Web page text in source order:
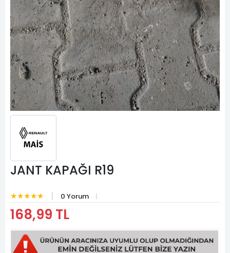
JANT KAPAĞI R19
★★★★★ 0 Yorum
168,99 TL